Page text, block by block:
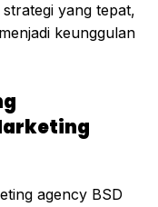
yang tepat,
keunggulan
agency BSD